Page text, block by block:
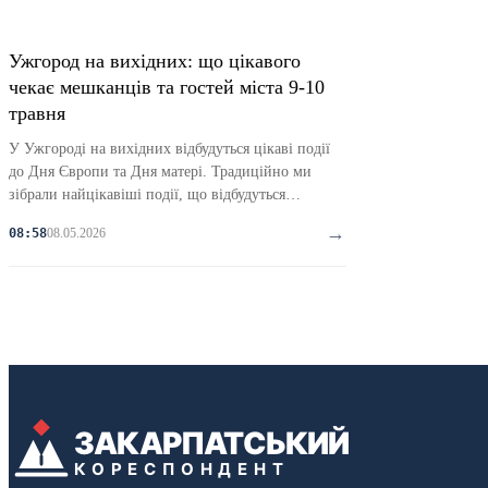
Ужгород на вихідних: що цікавого
чекає мешканців та гостей міста 9-10
травня
У Ужгороді на вихідних відбудуться цікаві події
до Дня Європи та Дня матері. Традиційно ми
зібрали найцікавіші події, що відбудуться…
08:5808.05.2026 →
ЗАКАРПАТСЬКИЙ
КОРЕСПОНДЕНТ